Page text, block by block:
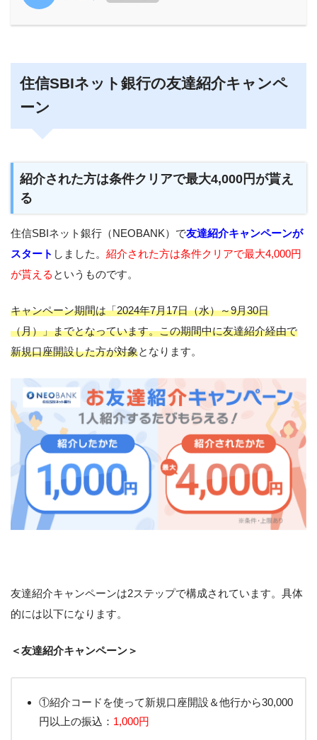
住信SBIネット銀行の友達紹介キャンペ
ーン
紹介された方は条件クリアで最大4,000円が貰え
る
住信SBIネット銀行（NEOBANK）で友達紹介キャンペーンが
スタート しました。 紹介された方は条件クリアで最大4,000円
が貰える というものです。
キャンペーン期間は「2024年7月17日（水）～9月30日
（月）」までとなっています。この期間中に友達紹介経由で
新規口座開設した方が対象となります。
友達紹介キャンペーンは2ステップで構成されています。具体
的には以下になります。
＜友達紹介キャンペーン＞
①紹介コードを使って新規口座開設＆他行から30,000
円以上の振込： 1,000円